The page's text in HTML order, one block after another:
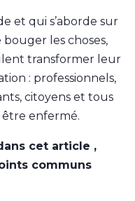
et qui s’aborde sur
les choses,
transformer leur
: professionnels,
citoyens et tous
être enfermé.
cet article ,
communs